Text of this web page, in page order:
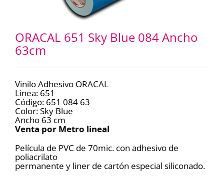
ORACAL 651 Sky Blue 084 Ancho
63cm
Vinilo Adhesivo ORACAL
Linea: 651
Código: 651 084 63
Color: Sky Blue
Ancho 63 cm
Venta por Metro lineal
Película de PVC de 70mic. con adhesivo de
poliacrilato
permanente y liner de cartón especial siliconado.